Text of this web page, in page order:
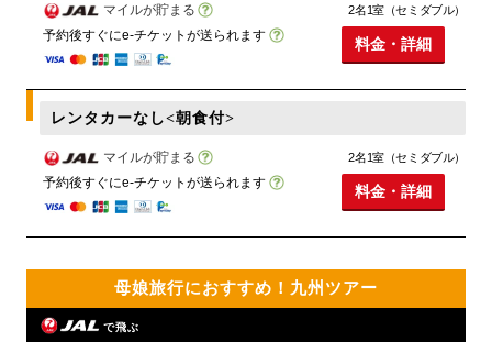
マイルが貯まる
予約後すぐにe-チケットが送られます
2名1室（セミダブル）
料金・詳細
レンタカーなし<朝食付>
マイルが貯まる
予約後すぐにe-チケットが送られます
2名1室（セミダブル）
料金・詳細
母娘旅行におすすめ！九州ツアー
で飛ぶ